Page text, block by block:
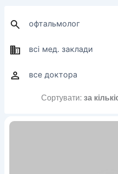
Сортувати: за